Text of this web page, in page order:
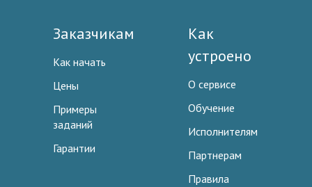
Заказчикам
Как начать
Цены
Примеры
заданий
Гарантии
Как
устроено
О сервисе
Обучение
Исполнителям
Партнерам
Правила